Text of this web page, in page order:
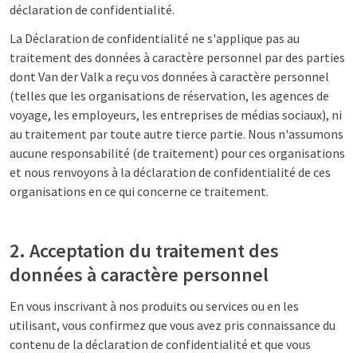
déclaration de confidentialité.
La Déclaration de confidentialité ne s'applique pas au
traitement des données à caractère personnel par des parties
dont Van der Valk a reçu vos données à caractère personnel
(telles que les organisations de réservation, les agences de
voyage, les employeurs, les entreprises de médias sociaux), ni
au traitement par toute autre tierce partie. Nous n'assumons
aucune responsabilité (de traitement) pour ces organisations
et nous renvoyons à la déclaration de confidentialité de ces
organisations en ce qui concerne ce traitement.
2. Acceptation du traitement des
données à caractère personnel
En vous inscrivant à nos produits ou services ou en les
utilisant, vous confirmez que vous avez pris connaissance du
contenu de la déclaration de confidentialité et que vous